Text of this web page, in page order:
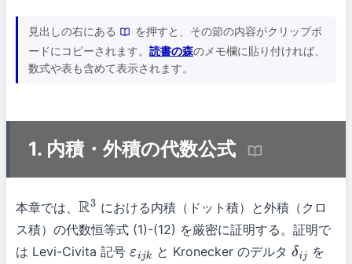
見出しの右にある
を押すと、その節の内容がクリップボ
ードにコピーされます。 読書の森のメモ欄に貼り付ければ、
数式や表も含めて表示されます。
1. 内積・外積の代数公式
本章では、 R3 における内積（ドット積）と外積（クロ
ス積）の代数恒等式 (1)-(12) を厳密に証明する。証明で
は Levi-Civita 記号 εijk と Kronecker のデルタ δij を